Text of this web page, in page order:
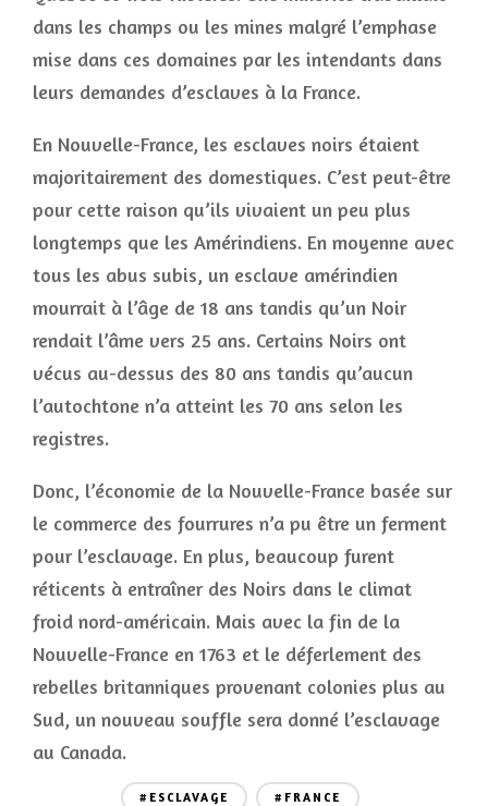
dans les champs ou les mines malgré l’emphase
mise dans ces domaines par les intendants dans
leurs demandes d’esclaves à la France.
En Nouvelle-France, les esclaves noirs étaient
majoritairement des domestiques. C’est peut-être
pour cette raison qu’ils vivaient un peu plus
longtemps que les Amérindiens. En moyenne avec
tous les abus subis, un esclave amérindien
mourrait à l’âge de 18 ans tandis qu’un Noir
rendait l’âme vers 25 ans. Certains Noirs ont
vécus au-dessus des 80 ans tandis qu’aucun
l’autochtone n’a atteint les 70 ans selon les
registres.
Donc, l’économie de la Nouvelle-France basée sur
le commerce des fourrures n’a pu être un ferment
pour l’esclavage. En plus, beaucoup furent
réticents à entraîner des Noirs dans le climat
froid nord-américain. Mais avec la fin de la
Nouvelle-France en 1763 et le déferlement des
rebelles britanniques provenant colonies plus au
Sud, un nouveau souffle sera donné l’esclavage
au Canada.
#ESCLAVAGE #FRANCE